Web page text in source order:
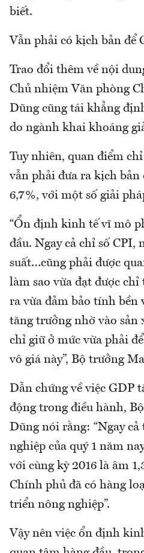
biết.
Vẫn phải có kịch bản để
Trao đổi thêm về nội
Chủ nhiệm Văn phòng
Dũng cũng tái khẳng
do ngành khai khoáng
Tuy nhiên, quan điểm
vẫn phải đưa ra kịch bản
6,7%, với một số giải
“Ổn định kinh tế vĩ mô
đầu. Ngay cả chỉ số CPI,
suất…cũng phải được
làm sao vừa đạt được
ra vừa đảm bảo tính bền
tăng trưởng nhờ vào sản
chỉ giữ ở mức vừa phải
vô giá này”, Bộ trưởng
Dẫn chứng về việc GDP
động trong điều hành,
Dũng nói rằng: “Ngay
nghiệp của quý 1 năm
với cùng kỳ 2016 là âm
Chính phủ đã có hàng
triển nông nghiệp”.
Vậy nên việc ổn định